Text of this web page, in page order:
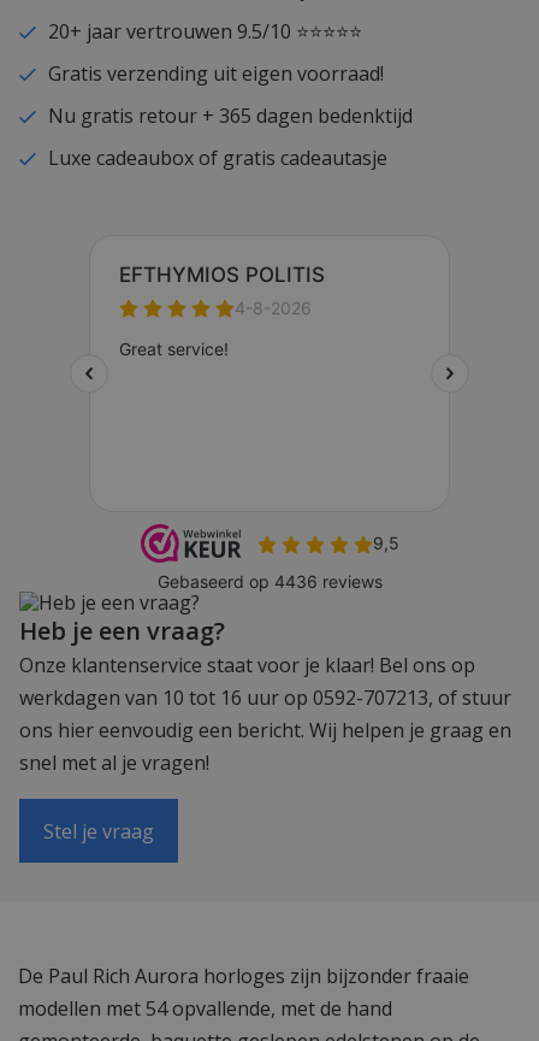
20+ jaar vertrouwen 9.5/10 ⭐⭐⭐⭐⭐
Gratis verzending uit eigen voorraad!
Nu gratis retour + 365 dagen bedenktijd
Luxe cadeaubox of gratis cadeautasje
Heb je een vraag?
Onze klantenservice staat voor je klaar! Bel ons op
werkdagen van 10 tot 16 uur op 0592-707213, of stuur
ons hier eenvoudig een bericht. Wij helpen je graag en
snel met al je vragen!
Stel je vraag
De Paul Rich Aurora horloges zijn bijzonder fraaie
modellen met 54 opvallende, met de hand